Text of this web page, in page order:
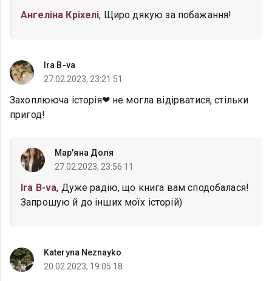
Ангеліна Кріхелі, Щиро дякую за побажання!
Ira B-va
27.02.2023, 23:21:51
Захоплююча історія❤ не могла відірватися, стільки
пригод!
Мар'яна Доля
27.02.2023, 23:56:11
Ira B-va, Дуже радію, що книга вам сподобалася!
Запрошую й до інших моїх історій)
Kateryna Neznayko
20.02.2023, 19:05:18